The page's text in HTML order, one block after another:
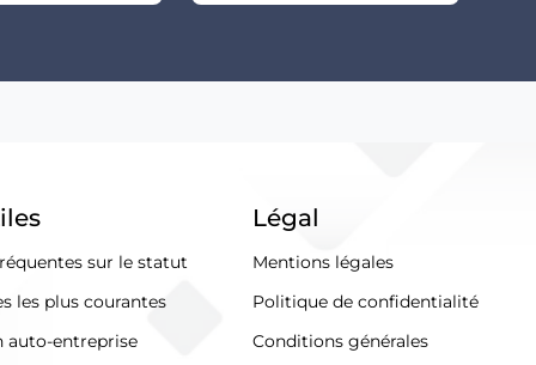
sur le statut
les plus courantes
auto-entreprise
Légal
Mentions légales
Politique de confidentialité
Conditions générales